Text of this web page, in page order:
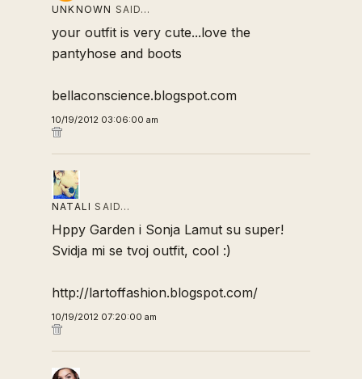
UNKNOWN SAID…
your outfit is very cute...love the
pantyhose and boots
bellaconscience.blogspot.com
10/19/2012 03:06:00 am
NATALI SAID…
Hppy Garden i Sonja Lamut su super!
Svidja mi se tvoj outfit, cool :)
http://lartoffashion.blogspot.com/
10/19/2012 07:20:00 am